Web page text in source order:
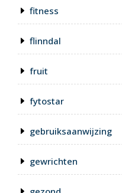
fitness
flinndal
fruit
fytostar
gebruiksaanwijzing
gewrichten